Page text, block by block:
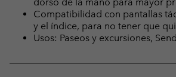
Compatibilidad con pantallas
y el índice, para no tener que
Usos: Paseos y excursiones,